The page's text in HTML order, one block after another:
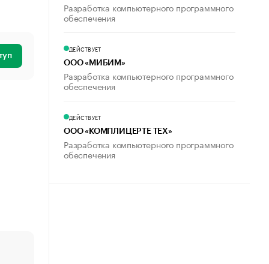
Разработка компьютерного программного
обеспечения
ДЕЙСТВУЕТ
ООО «МИБИМ»
Разработка компьютерного программного
обеспечения
ДЕЙСТВУЕТ
ООО «КОМПЛИЦЕРТЕ ТЕХ»
Разработка компьютерного программного
обеспечения